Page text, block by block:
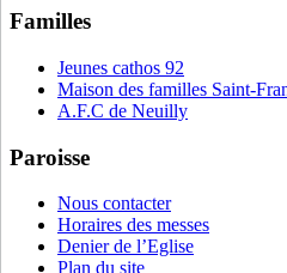
Familles
Jeunes cathos 92
Maison des familles Saint-
A.F.C de Neuilly
Paroisse
Nous contacter
Horaires des messes
Denier de l’Eglise
Plan du site